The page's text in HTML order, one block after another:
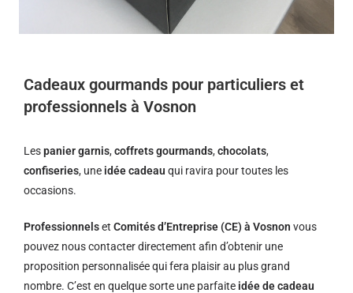
Cadeaux gourmands pour particuliers et
professionnels à Vosnon
Lespanier garnis,coffrets gourmands,chocolats,
confiseries, une idée cadeau qui ravira pour toutes les
occasions.
Professionnelset Comités d’Entreprise (CE) à Vosnon vous
pouvez nous contacter directement afin d’obtenir une
proposition personnalisée qui fera plaisir au plus grand
nombre. C’est en quelque sorte une parfaite idée de cadeau